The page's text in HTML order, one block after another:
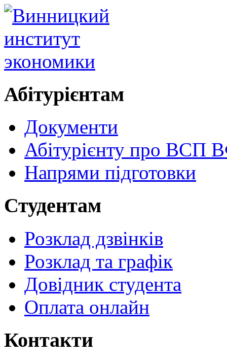
Абітурієнтам
Документи
Абітурієнту про ВСП
Напрями підготовки
Студентам
Розклад дзвінків
Розклад та графік
Довідник студента
Оплата онлайн
Контакти